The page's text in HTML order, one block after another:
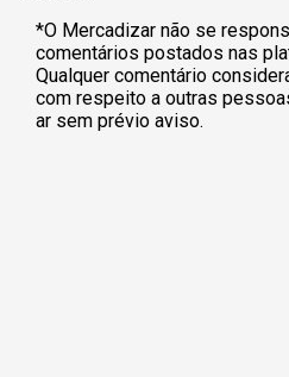
*O Mercadizar não se
comentários postados nas
Qualquer comentário
com respeito a outras
ar sem prévio aviso.